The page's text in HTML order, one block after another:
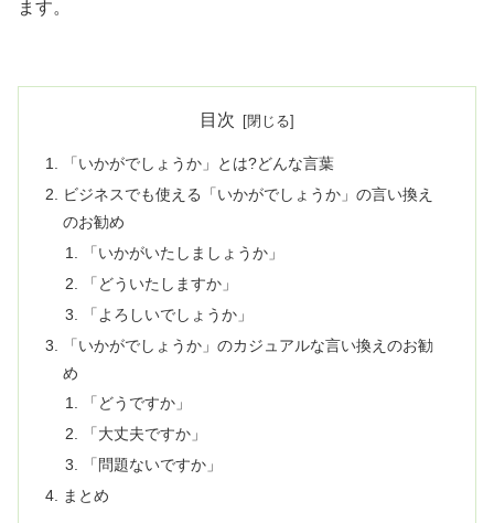
ます。
目次
「いかがでしょうか」とは?どんな言葉
ビジネスでも使える「いかがでしょうか」の言い換え
のお勧め
「いかがいたしましょうか」
「どういたしますか」
「よろしいでしょうか」
「いかがでしょうか」のカジュアルな言い換えのお勧
め
「どうですか」
「大丈夫ですか」
「問題ないですか」
まとめ